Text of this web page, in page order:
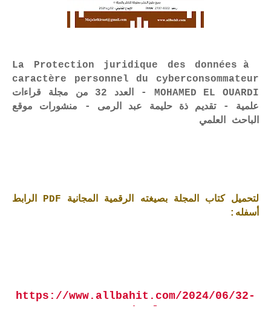
La Protection juridique des données à
caractère personnel du cyberconsommateur
MOHAMED EL OUARDI - العدد 32 من مجلة قراءات
علمية - تقديم ذة حليمة عبد الرمى - منشورات موقع
الباحث العلمي
لتحميل كتاب المجلة بصيغته الرقمية المجانية PDF الرابط
أسفله:
https://www.allbahit.com/2024/06/32-